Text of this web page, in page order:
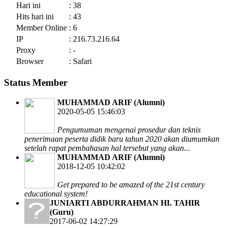
Hari ini
: 38
Hits hari ini
: 43
Member Online : 6
IP
: 216.73.216.64
Proxy
: -
Browser
: Safari
Status Member
MUHAMMAD ARIF (Alumni)
2020-05-05 15:46:03
Pengumuman mengenai prosedur dan teknis
penerimaan peserta didik baru tahun 2020 akan diumumkan
setelah rapat pembahasan hal tersebut yang akan...
MUHAMMAD ARIF (Alumni)
2018-12-05 10:42:02
Get prepared to be amazed of the 21st century
educational system!
JUNIARTI ABDURRAHMAN HI. TAHIR
(Guru)
2017-06-02 14:27:29